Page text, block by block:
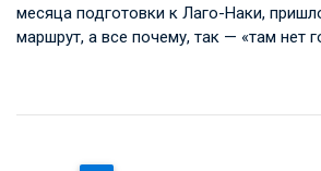
месяца подготовки к Лаго-Наки,
маршрут, а все почему, так — «там нет